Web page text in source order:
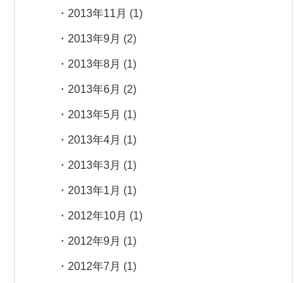
2013年11月 (1)
2013年9月 (2)
2013年8月 (1)
2013年6月 (2)
2013年5月 (1)
2013年4月 (1)
2013年3月 (1)
2013年1月 (1)
2012年10月 (1)
2012年9月 (1)
2012年7月 (1)